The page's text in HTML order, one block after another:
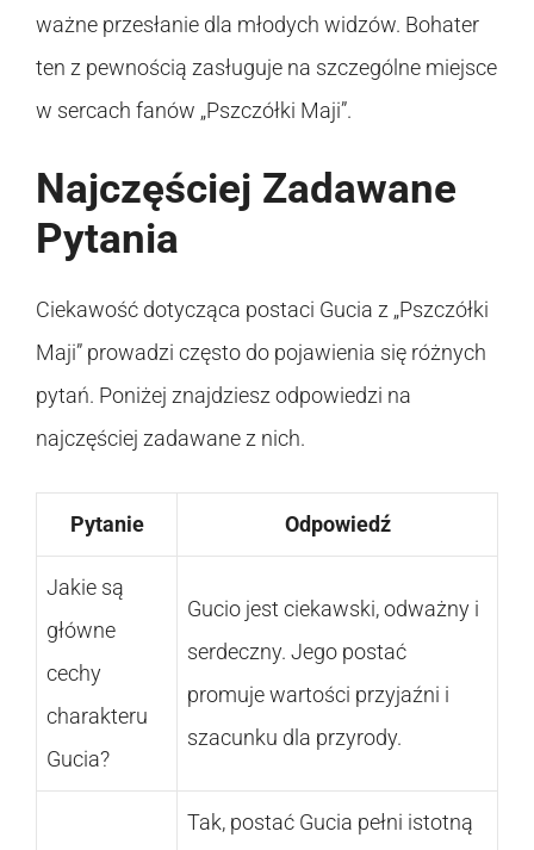
ważne przesłanie dla młodych widzów. Bohater
ten z pewnością zasługuje na szczególne miejsce
w sercach fanów „Pszczółki Maji”.
Najczęściej Zadawane
Pytania
Ciekawość dotycząca postaci Gucia z „Pszczółki
Maji” prowadzi często do pojawienia się różnych
pytań. Poniżej znajdziesz odpowiedzi na
najczęściej zadawane z nich.
Pytanie Odpowiedź
Jakie są
główne
cechy
charakteru
Gucia?
Gucio jest ciekawski, odważny i
serdeczny. Jego postać
promuje wartości przyjaźni i
szacunku dla przyrody.
Tak, postać Gucia pełni istotną